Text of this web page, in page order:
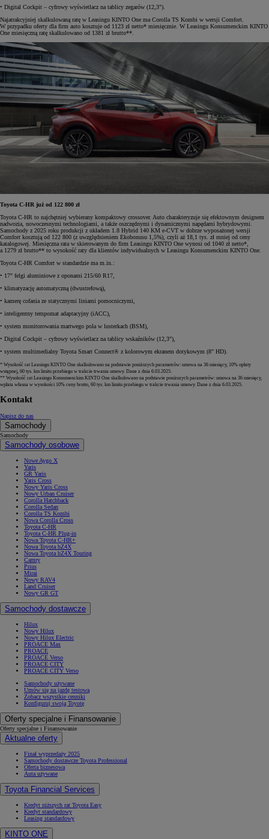
• Digital Cockpit – cyfrowy wyświetlacz na tablicy zegarów (12,3").
Najatrakcyjniej skalkulowaną ratę w Leasingu KINTO One ma Corolla TS Kombi w wersji Comfort.
W przypadku oferty dla firm auto kosztuje od 1123 zł netto* miesięcznie. W Leasingu Konsumenckim KINTO
One miesięczną ratę skalkulowano od 1381 zł brutto**.
Toyota C-HR już od 122 800 zł
Toyota C-HR to najchętniej wybierany kompaktowy crossover. Auto charakteryzuje się efektownym designem
nadwozia, nowoczesnymi technologiami, a także oszczędnymi i dynamicznymi napędami hybrydowymi.
Samochody z 2025 roku produkcji z układem 1.8 Hybrid 140 KM e-CVT w dobrze wyposażonej wersji
Comfort kosztują od 122 800 (z uwzględnieniem Ekobonusu 1,5%), czyli aż 18,1 tys. zł mniej od ceny
katalogowej. Miesięczna rata w skierowanym do firm Leasingu KINTO One wynosi od 1040 zł netto*,
a 1279 zł brutto** to wysokość raty dla klientów indywidualnych w Leasingu Konsumenckim KINTO One.
Toyota C-HR Comfort w standardzie ma m.in.:
• 17" felgi aluminiowe z oponami 215/60 R17,
• klimatyzację automatyczną (dwustrefową),
• kamerę cofania ze statycznymi liniami pomocniczymi,
• inteligentny tempomat adaptacyjny (iACC),
• system monitorowania martwego pola w lusterkach (BSM),
• Digital Cockpit – cyfrowy wyświetlacz na tablicy wskaźników (12,3"),
• system multimedialny Toyota Smart Connect® z kolorowym ekranem dotykowym (8" HD).
* Wysokość rat Leasingu KINTO One skalkulowano na podstawie poniższych parametrów: umowa na 36 miesięcy, 10% opłaty
wstępnej, 60 tys. km limitu przebiegu w trakcie trwania umowy. Dane z dnia 6.03.2025.
** Wysokość rat Leasingu Konsumenckim KINTO One skalkulowano na podstawie poniższych parametrów: umowa na 36 miesięcy,
wpłata własna w wysokości 10% ceny brutto, 60 tys. km limitu przebiegu w trakcie trwania umowy. Dane z dnia 6.03.2025.
Kontakt
Napisz do nas
Samochody
Samochody
Samochody osobowe
Nowe Aygo X
Yaris
GR Yaris
Yaris Cross
Nowy Yaris Cross
Nowy Urban Cruiser
Corolla Hatchback
Corolla Sedan
Corolla TS Kombi
Nowa Corolla Cross
Toyota C-HR
Toyota C-HR Plug-in
Nowa Toyota C-HR+
Nowa Toyota bZ4X
Nowa Toyota bZ4X Touring
Camry
Prius
Mirai
Nowy RAV4
Land Cruiser
Nowy GR GT
Samochody dostawcze
Hilux
Nowy Hilux
Nowy Hilux Electric
PROACE Max
PROACE
PROACE Verso
PROACE CITY
PROACE CITY Verso
Samochody używane
Umów się na jazdę testową
Zobacz wszystkie cenniki
Konfiguruj swoją Toyotę
Oferty specjalne i Finansowanie
Oferty specjalne i Finansowanie
Aktualne oferty
Finał wyprzedaży 2025
Samochody dostawcze Toyota Professional
Oferta biznesowa
Auta używane
Toyota Financial Services
Kredyt niższych rat Toyota Easy
Kredyt standardowy
Leasing standardowy
KINTO ONE